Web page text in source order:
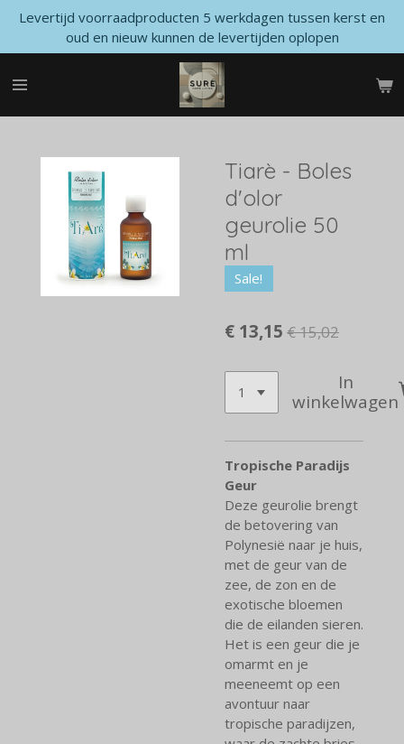
Ga
naar
de
Levertijd voorraadproducten 5 werkdagen tussen kerst en
oud en nieuw kunnen de levertijden oplopen
Tiarè - Boles
d'olor
geurolie 50
ml
Sale!
€ 13,15 € 15,02
In
winkelwagen
Tropische Paradijs
Geur
Deze geurolie brengt
de betovering van
Polynesië naar je huis,
met de geur van de
zee, de zon en de
exotische bloemen
die de eilanden sieren.
Het is een geur die je
omarmt en je
meeneemt op een
avontuur naar
tropische paradijzen,